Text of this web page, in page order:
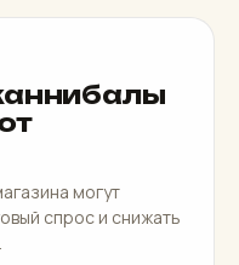
могут
спрос и снижать